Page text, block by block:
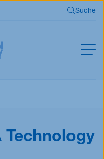
Suche
Technology